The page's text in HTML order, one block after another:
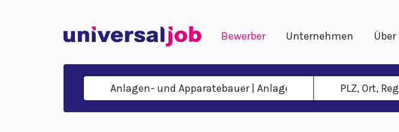
Bewerber Unternehmen Über